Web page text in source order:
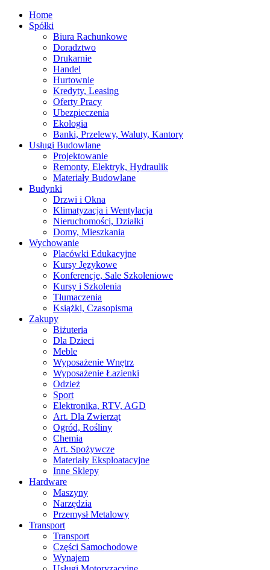
Home
Spółki
Biura Rachunkowe
Doradztwo
Drukarnie
Handel
Hurtownie
Kredyty, Leasing
Oferty Pracy
Ubezpieczenia
Ekologia
Banki, Przelewy, Waluty, Kantory
Usługi Budowlane
Projektowanie
Remonty, Elektryk, Hydraulik
Materiały Budowlane
Budynki
Drzwi i Okna
Klimatyzacja i Wentylacja
Nieruchomości, Działki
Domy, Mieszkania
Wychowanie
Placówki Edukacyjne
Kursy Językowe
Konferencje, Sale Szkoleniowe
Kursy i Szkolenia
Tłumaczenia
Książki, Czasopisma
Zakupy
Biżuteria
Dla Dzieci
Meble
Wyposażenie Wnętrz
Wyposażenie Łazienki
Odzież
Sport
Elektronika, RTV, AGD
Art. Dla Zwierząt
Ogród, Rośliny
Chemia
Art. Spożywcze
Materiały Eksploatacyjne
Inne Sklepy
Hardware
Maszyny
Narzędzia
Przemysł Metalowy
Transport
Transport
Części Samochodowe
Wynajem